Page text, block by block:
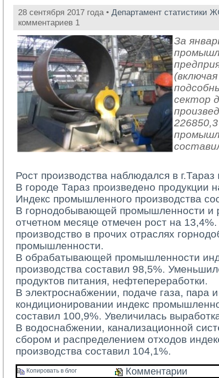
28 сентября 2017 года • Департамент статистики
комментариев 1
За
сектор
Рост производства наблюдался в
В городе Тараз произведено продукции
Индекс промышленного производства
В горнодобывающей промышленности и
отчетном месяце отмечен рост на
производство в прочих отраслях
промышленности.
В обрабатывающей промышленности
производства составил 98,5%.
продуктов питания, нефтепереработки.
В электроснабжении, подаче газа, пара
кондиционировании индекс
составил 100,9%. Увеличилась
В водоснабжении, канализационной
сбором и распределением отходов
производства составил 104,1%.
Копировать в блог Комментарии